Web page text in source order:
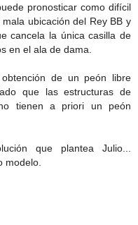
pronosticar como difícil
ubicación del Rey BB y
cancela la única casilla de
en el ala de dama.
de un peón libre
que las estructuras de
tienen a priori un peón
que plantea Julio...
modelo.